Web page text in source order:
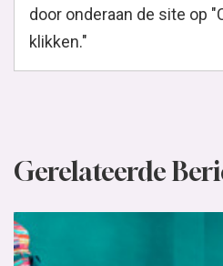
door onderaan de site op
klikken."
Gerelateerde